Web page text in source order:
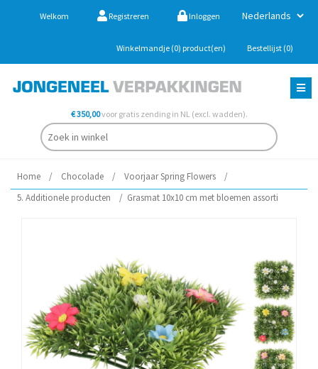
Welkom Registreren Inloggen
Winkelmandje (0) product(en) Bestellijst (0)
€ 350,00voor gratis zending in NL (excl. wadden).
Home / Chocolade / Voorjaar Spring Flowers
/
5. Additionele producten
/ Grasmat 10x10 cm met bloemen assorti